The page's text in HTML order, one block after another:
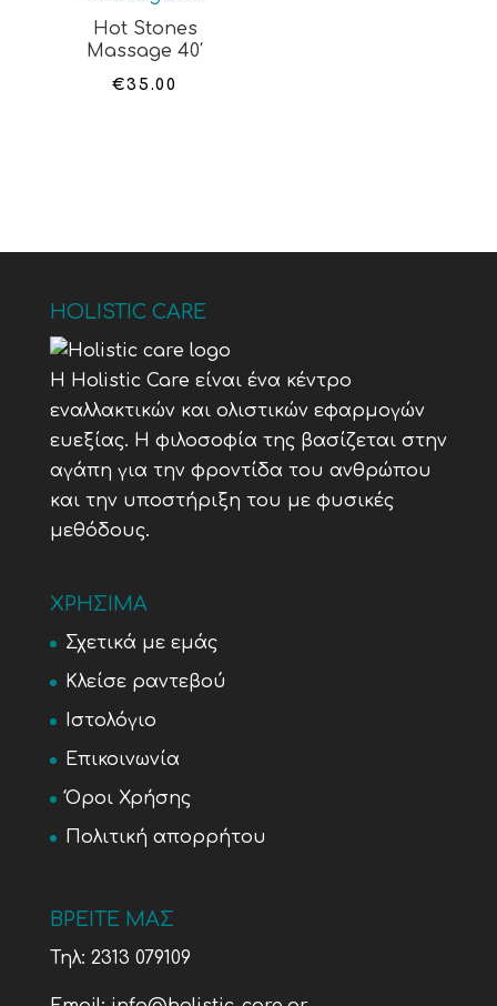
Hot Stones
Massage 40′
€35.00
HOLISTIC CARE
Η Holistic Care είναι ένα κέντρο
εναλλακτικών και ολιστικών εφαρμογών
ευεξίας. Η φιλοσοφία της βασίζεται στην
αγάπη για την φροντίδα του ανθρώπου
και την υποστήριξη του με φυσικές
μεθόδους.
ΧΡΗΣΙΜΑ
Σχετικά με εμάς
Κλείσε ραντεβού
Ιστολόγιο
Επικοινωνία
Όροι Χρήσης
Πολιτική απορρήτου
ΒΡΕΙΤΕ ΜΑΣ
Τηλ: 2313 079109